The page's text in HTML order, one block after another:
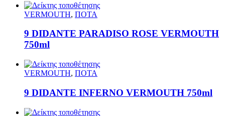
VERMOUTH, ΠΟΤΑ
9 DIDANTE PARADISO ROSE VERMOUTH
750ml
VERMOUTH, ΠΟΤΑ
9 DIDANTE INFERNO VERMOUTH 750ml